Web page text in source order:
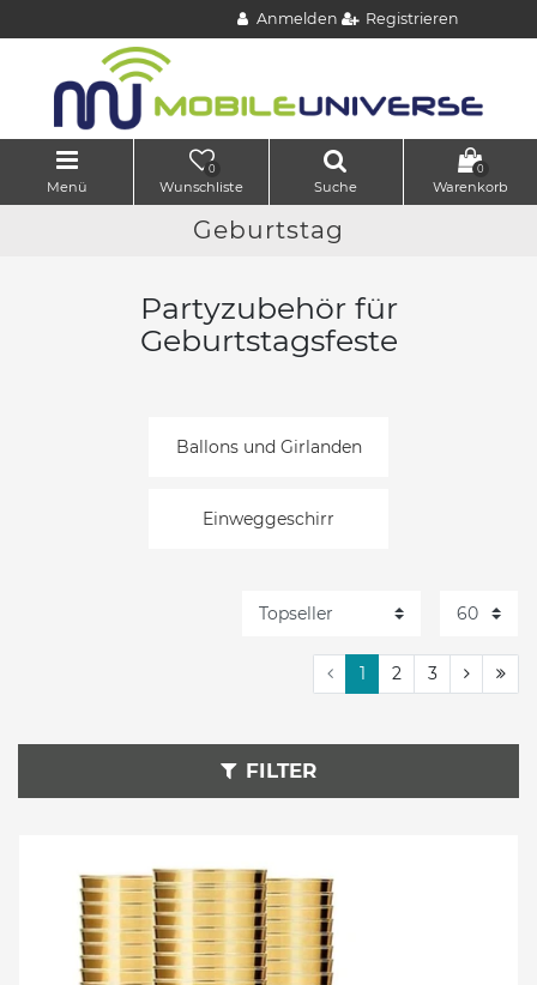
Anmelden Registrieren
Menü
0
Wunschliste Suche
0
Warenkorb
Geburtstag
Partyzubehör für
Geburtstagsfeste
Ballons und Girlanden
Einweggeschirr
Kuchentopper
30. Geburtstag
40. Geburtstag
1 2 3
FILTER